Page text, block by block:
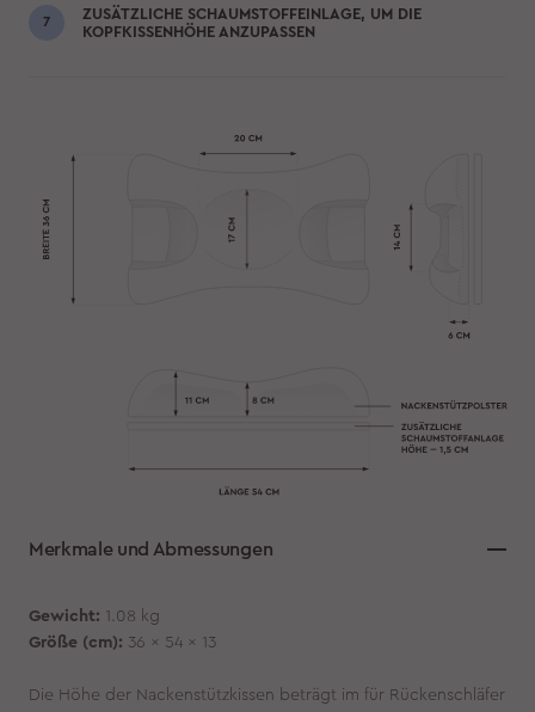
ZUSÄTZLICHE SCHAUMSTOFFEINLAGE, UM DIE
KOPFKISSENHÖHE ANZUPASSEN
Merkmale und Abmessungen
Gewicht: 1.08 kg
Größe (cm): 36 x 54 x 13
Die Höhe der Nackenstützkissen beträgt im für Rückenschläfer